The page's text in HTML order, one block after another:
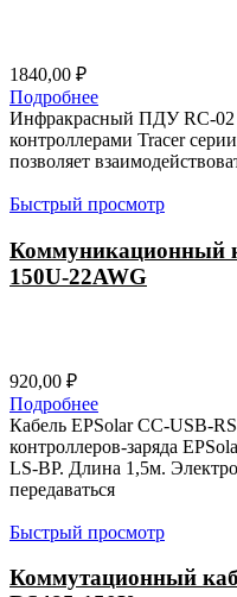
1840,00 ₽
Подробнее
Инфракрасный ПДУ RC-02
контроллерами Tracer
позволяет
Быстрый просмотр
Коммуникационный
150U-22AWG
920,00 ₽
Подробнее
Кабель EPSolar CC-USB-
контроллеров-заряда
LS-BP. Длина 1,5м.
передаваться
Быстрый просмотр
Коммутационный